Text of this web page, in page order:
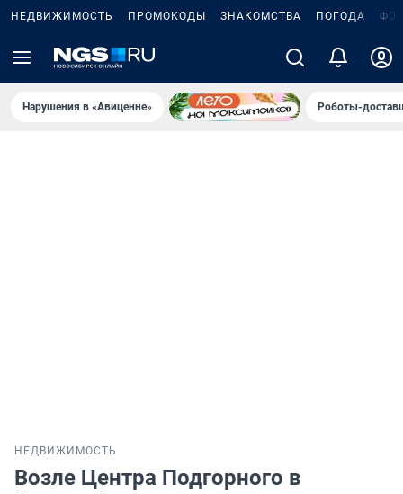
НЕДВИЖИМОСТЬ ПРОМОКОДЫ ЗНАКОМСТВА ПОГОДА
Нарушения в «Авиценне» Роботы-
НЕДВИЖИМОСТЬ
Возле Центра Подгорного в